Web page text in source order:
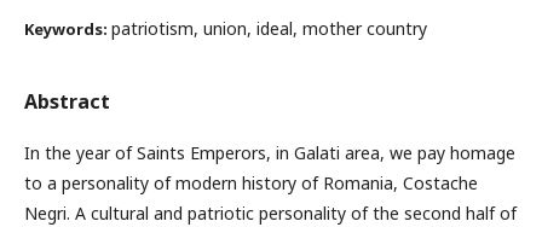
Keywords: patriotism, union, ideal, mother country
Abstract
In the year of Saints Emperors, in Galati area, we pay homage
to a personality of modern history of Romania, Costache
Negri. A cultural and patriotic personality of the second half of